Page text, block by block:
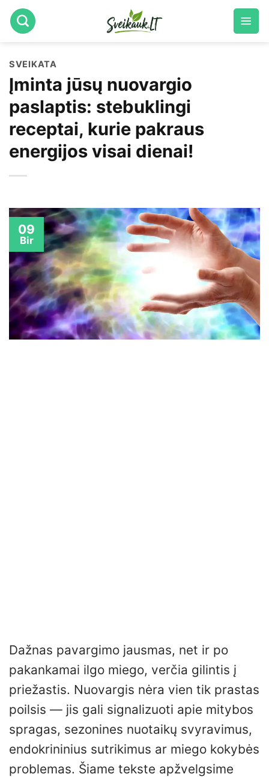
Skip
to
SVEIKATA
Įminta jūsų nuovargio
paslaptis: stebuklingi
receptai, kurie pakraus
energijos visai dienai!
09
Bir
Dažnas pavargimo jausmas, net ir po
pakankamai ilgo miego, verčia gilintis į
priežastis. Nuovargis nėra vien tik prastas
poilsis — jis gali signalizuoti apie mitybos
spragas, sezonines nuotaikų svyravimus,
endokrininius sutrikimus ar miego kokybės
problemas. Šiame tekste apžvelgsime